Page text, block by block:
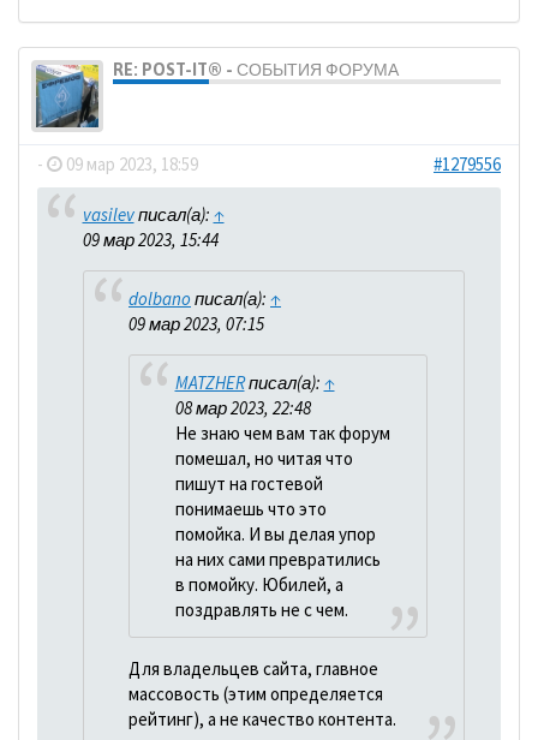
RE: POST-IT® - СОБЫТИЯ ФОРУМА
- 09 мар 2023, 18:59 #1279556
vasilevписал(а): ↑
09 мар 2023, 15:44
dolbano писал(а): ↑
09 мар 2023, 07:15
MATZHERписал(а): ↑
08 мар 2023, 22:48
Не знаю чем вам так форум
помешал, но читая что
пишут на гостевой
понимаешь что это
помойка. И вы делая упор
на них сами превратились
в помойку. Юбилей, а
поздравлять не с чем.
Для владельцев сайта, главное
массовость (этим определяется
рейтинг), а не качество контента.